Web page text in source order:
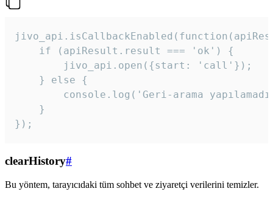
    if (apiResult.result === 'ok') {
        jivo_api.open({start: 'call'});
    } else {
console.log('Geri-arama
    }
});
clearHistory#
Bu yöntem, tarayıcıdaki tüm sohbet ve ziyaretçi verilerini temizler.